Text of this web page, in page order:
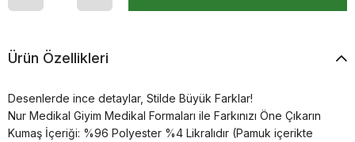
Ürün Özellikleri
Desenlerde ince detaylar, Stilde Büyük Farklar!
Nur Medikal Giyim Medikal Formaları ile Farkınızı Öne Çıkarın
Kumaş İçeriği: %96 Polyester %4 Likralıdır (Pamuk içerikte